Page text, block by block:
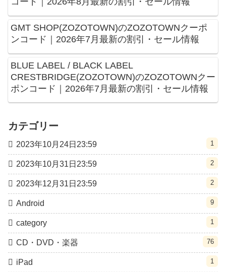
GMT SHOP(ZOZOTOWN)のZOZOTOWNクーポ
ンコード｜2026年7月最新の割引・セール情報
BLUE LABEL / BLACK LABEL
CRESTBRIDGE(ZOZOTOWN)のZOZOTOWNクー
ポンコード｜2026年7月最新の割引・セール情報
カテゴリー
2023年10月24日23:59 1
2023年10月31日23:59 2
2023年12月31日23:59 2
Android 9
category 1
CD・DVD・楽器 76
iPad 1